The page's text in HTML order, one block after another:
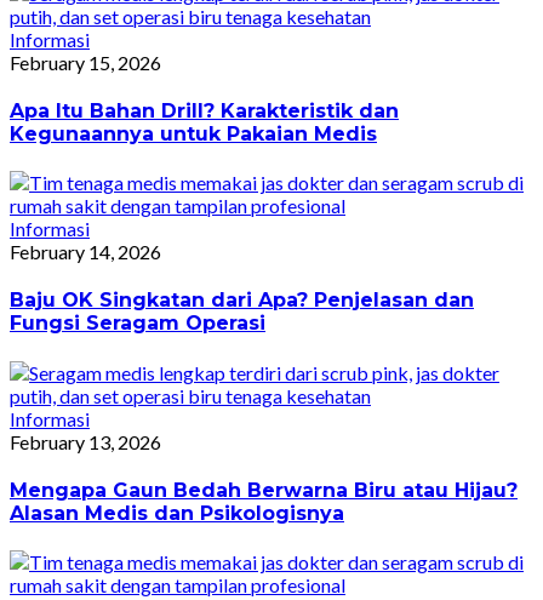
Informasi
February 15, 2026
Apa Itu Bahan Drill? Karakteristik dan
Kegunaannya untuk Pakaian Medis
Informasi
February 14, 2026
Baju OK Singkatan dari Apa? Penjelasan dan
Fungsi Seragam Operasi
Informasi
February 13, 2026
Mengapa Gaun Bedah Berwarna Biru atau Hijau?
Alasan Medis dan Psikologisnya